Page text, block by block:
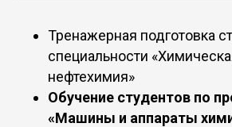
Тренажерная подготовка
специальности
нефтехимия»
Обучение студентов по
«Машины и аппараты